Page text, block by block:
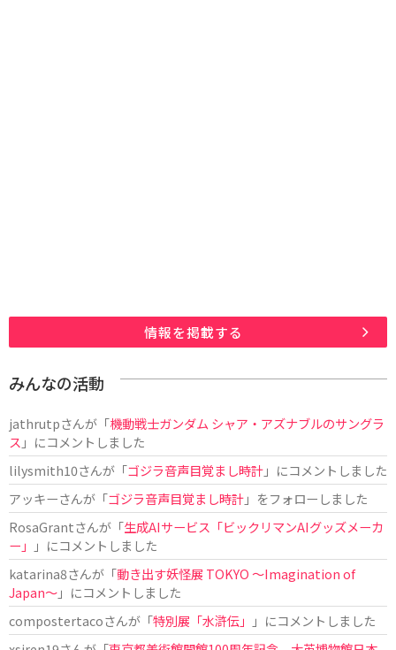
情報を掲載する
みんなの活動
jathrutpさんが「機動戦士ガンダム シャア・アズナブルのサングラ
ス 」にコメントしました
lilysmith10さんが「ゴジラ音声目覚まし時計」にコメントしました
アッキーさんが「ゴジラ音声目覚まし時計」をフォローしました
RosaGrantさんが「生成AIサービス「ビックリマンAIグッズメーカ
ー」
」にコメントしました
katarina8さんが「動き出す妖怪展 TOKYO 〜Imagination of
Japan〜」にコメントしました
compostertacoさんが「特別展「水滸伝」
」にコメントしました